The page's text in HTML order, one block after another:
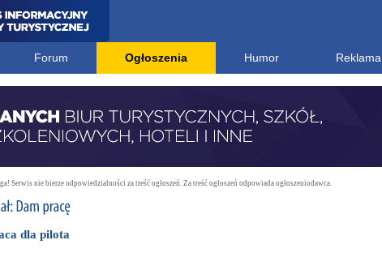
Forum Ogłoszenia Humor Reklama
Serwis nie bierze odpowiedzialności za treść ogłoszeń. Za treść ogłoszeń odpowiada ogłoszeniodawca.
dla pilota